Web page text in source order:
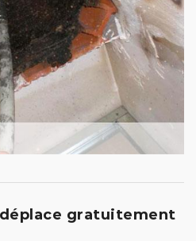
gratuitement